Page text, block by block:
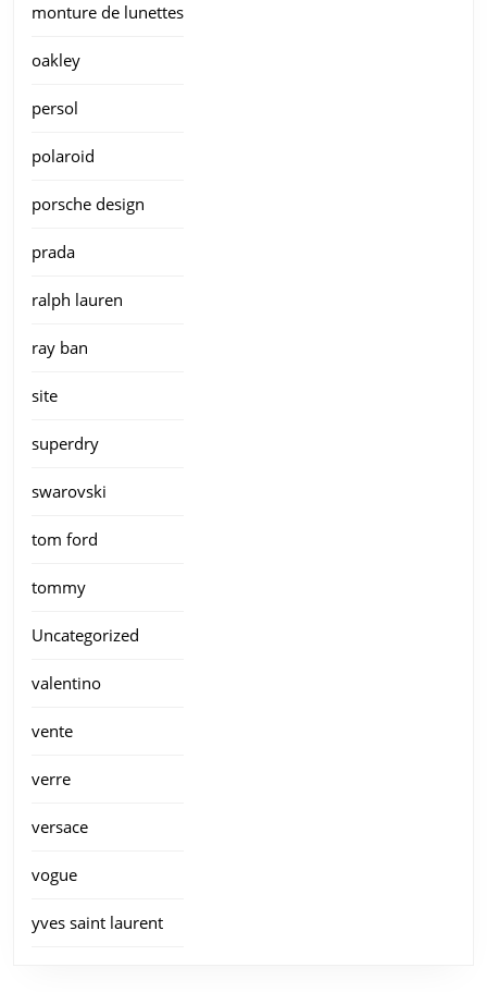
monture de lunettes
oakley
persol
polaroid
porsche design
prada
ralph lauren
ray ban
site
superdry
swarovski
tom ford
tommy
Uncategorized
valentino
vente
verre
versace
vogue
yves saint laurent